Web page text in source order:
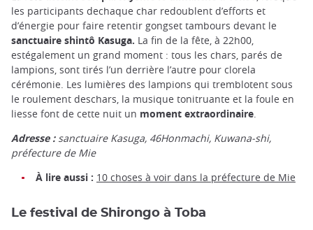
les participants dechaque char redoublent d’efforts et
d’énergie pour faire retentir gongset tambours devant le
sanctuaire shintô Kasuga. La fin de la fête, à 22h00,
estégalement un grand moment : tous les chars, parés de
lampions, sont tirés l’un derrière l’autre pour clorela
cérémonie. Les lumières des lampions qui tremblotent sous
le roulement deschars, la musique tonitruante et la foule en
liesse font de cette nuit un moment extraordinaire
Adresse :sanctuaire Kasuga, 46Honmachi, Kuwana-shi,
préfecture de Mie
À lire aussi : 10 choses à voir dans la préfecture de Mie
Le festival de Shirongo à Toba